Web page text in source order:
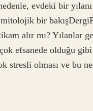
evdeki bir
bir
alır mı? Yılanlar
efsanede olduğu
stresli olması ve bu